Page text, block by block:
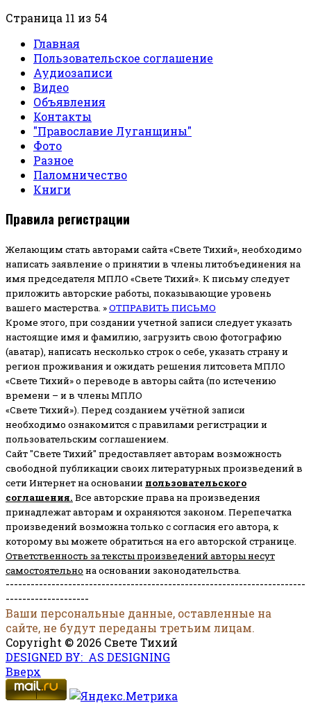
Страница 11 из 54
Главная
Пользовательское соглашение
Аудиозаписи
Видео
Объявления
Контакты
"Православие Луганщины"
Фото
Разное
Паломничество
Книги
Правила регистрации
Желающим стать авторами сайта «Свете Тихий», необходимо
написать заявление о принятии в члены литобъединения на
имя председателя МПЛО «Свете Тихий». К письму следует
приложить авторские работы, показывающие уровень
вашего мастерства. »ОТПРАВИТЬ ПИСЬМО
Кроме этого, при создании учетной записи следует указать
настоящие имя и фамилию, загрузить свою фотографию
(аватар), написать несколько строк о себе, указать страну и
регион проживания и ожидать решения литсовета МПЛО
«Свете Тихий» о переводе в авторы сайта (по истечению
времени – и в члены МПЛО
«Свете Тихий»). Перед созданием учётной записи
необходимо ознакомится с правилами регистрации и
пользовательским соглашением.
Сайт "Свете Тихий" предоставляет авторам возможность
свободной публикации своих литературных произведений в
сети Интернет на основании пользовательского
соглашения. Все авторские права на произведения
принадлежат авторам и охраняются законом. Перепечатка
произведений возможна только с согласия его автора, к
которому вы можете обратиться на его авторской странице.
Ответственность за тексты произведений авторы несут
самостоятельно на основании законодательства.
------------------------------------------------------------------------
--------------------
Ваши персональные данные, оставленные на
сайте, не будут переданы третьим лицам.
Copyright © 2026 Свете Тихий
DESIGNED BY: AS DESIGNING
Вверх